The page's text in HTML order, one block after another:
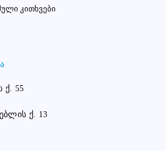
კითხვები
ქ. 55
ქ. 13